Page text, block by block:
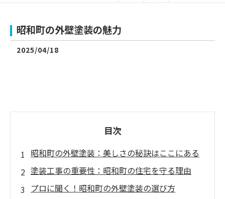
昭和町の外壁塗装の魅力
2025/04/18
目次
昭和町の外壁塗装：美しさの秘訣はここにある
塗装工事の重要性：昭和町の住宅を守る理由
プロに聞く！昭和町の外壁塗装の選び方